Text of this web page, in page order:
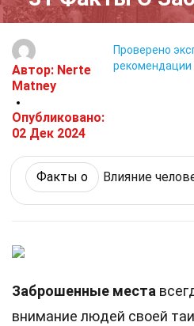
Автор: Nerte
Matney
Опубликовано:
02 Дек 2024
Проверено
рекомендации
Факты о Влияние
Заброшенные места
внимание людей своей